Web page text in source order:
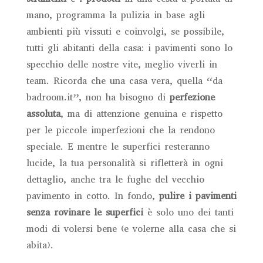
mano, programma la pulizia in base agli
ambienti più vissuti e coinvolgi, se possibile,
tutti gli abitanti della casa: i pavimenti sono lo
specchio delle nostre vite, meglio viverli in
team. Ricorda che una casa vera, quella “da
badroom.it”, non ha bisogno di perfezione
assoluta, ma di attenzione genuina e rispetto
per le piccole imperfezioni che la rendono
speciale. E mentre le superfici resteranno
lucide, la tua personalità si rifletterà in ogni
dettaglio, anche tra le fughe del vecchio
pavimento in cotto. In fondo, pulire i pavimenti
senza rovinare le superficiè solo uno dei tanti
modi di volersi bene (e volerne alla casa che si
abita).